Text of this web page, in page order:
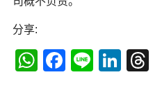
分享:
WhatsApp
Facebook
Line